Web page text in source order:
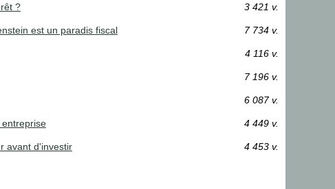
? 3 421 v.
est un paradis fiscal 7 734 v.
4 116 v.
7 196 v.
6 087 v.
4 449 v.
avant d'investir 4 453 v.